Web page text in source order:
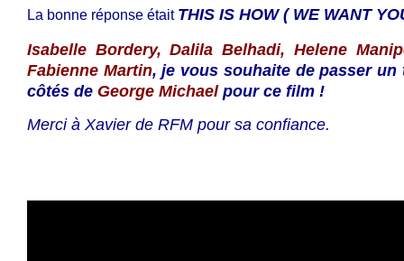
La bonne réponse était THIS IS HOW ( WE WANT
Isabelle Bordery, Dalila Belhadi, Helene
Fabienne Martin, je vous souhaite de passer un
côtés de George Michael pour ce film !
Merci à Xavier de RFM pour sa confiance.